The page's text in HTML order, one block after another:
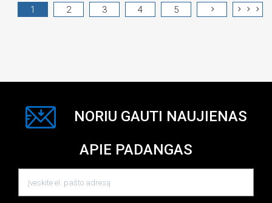
1 2 3 4 5
NORIU GAUTI NAUJIENAS
APIE PADANGAS